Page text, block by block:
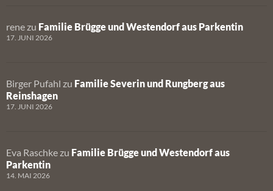
rene zu Familie Brügge und Westendorf aus Parkentin
17. JUNI 2026
Birger Pufahl zu Familie Severin und Rungberg aus
Reinshagen
17. JUNI 2026
Eva Raschke zu Familie Brügge und Westendorf aus
Parkentin
14. MAI 2026